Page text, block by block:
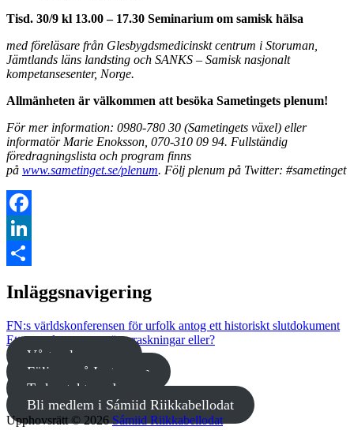
Tisd. 30/9 kl 13.00 – 17.30 Seminarium om samisk hälsa
med föreläsare från Glesbygdsmedicinskt centrum i Storuman,
Jämtlands läns landsting och SANKS – Samisk nasjonalt
kompetansesenter, Norge.
Allmänheten är välkommen att besöka Sametingets plenum!
För mer information: 0980-780 30 (Sametingets växel) eller
informatör Marie Enoksson, 070-310 09 94. Fullständig
föredragningslista och program finns
på www.sametinget.se/plenum. Följ plenum på Twitter: #sametinget
Facebook
LinkedIn
Inläggsnavigering
FN:s världskonferensen för urfolk antog ett historiskt slutdokument
Ett tunt plenum utan överraskningar eller?
Vårt valprogram
Följ oss på Instagram
Ta kontakt med oss
Bli medlem i Sámiid Riikkabellodat
Upphovsrätt © 2026 Sámiid Riikkabellodat